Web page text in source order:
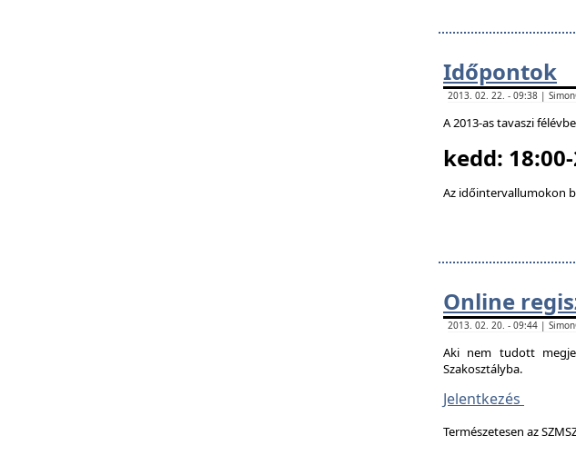
Időpontok
2013. 02. 22. - 09:38 |
A 2013-as tavaszi
kedd:
Az időintervallumokon
Online
2013. 02. 20. - 09:44 |
Aki nem tudott
Szakosztályba.
Jelentkezés
Természetesen az